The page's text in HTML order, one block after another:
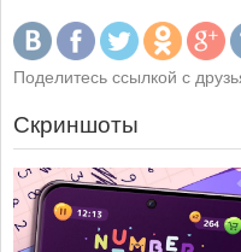
Поделитесь ссылкой с
Скриншоты